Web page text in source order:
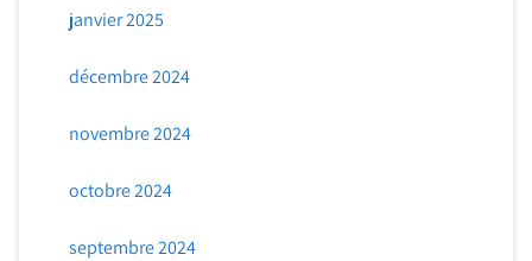
janvier 2025
décembre 2024
novembre 2024
octobre 2024
septembre 2024